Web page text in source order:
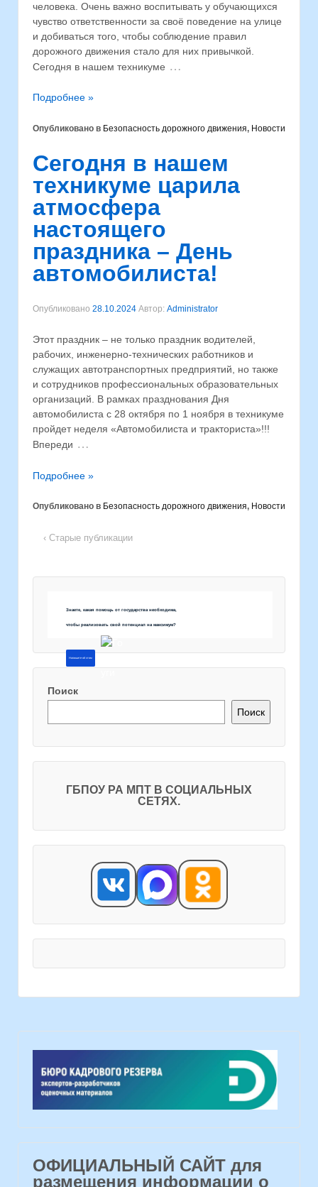
человека. Очень важно воспитывать у обучающихся
чувство ответственности за своё поведение на улице
и добиваться того, чтобы соблюдение правил
дорожного движения стало для них привычкой.
Сегодня в нашем техникуме …
Подробнее »
Опубликовано в Безопасность дорожного движения, Новости
Сегодня в нашем
техникуме царила
атмосфера
настоящего
праздника – День
автомобилиста!
Опубликовано 28.10.2024 Автор: Administrator
Этот праздник – не только праздник водителей,
рабочих, инженерно-технических работников и
служащих автотранспортных предприятий, но также
и сотрудников профессиональных образовательных
организаций. В рамках празднования Дня
автомобилиста с 28 октября по 1 ноября в техникуме
пройдет неделя «Автомобилиста и тракториста»!!!
Впереди …
Подробнее »
Опубликовано в Безопасность дорожного движения, Новости
‹ Старые публикации
Знаете, какая помощь от государства необходима,
чтобы реализовать свой потенциал на максимум?
Напишите об этом
Поиск
Поиск
ГБПОУ РА МПТ В СОЦИАЛЬНЫХ
СЕТЯХ.
ОФИЦИАЛЬНЫЙ САЙТ для
размещения информации о